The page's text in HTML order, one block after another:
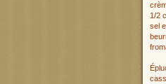
1/2
sel